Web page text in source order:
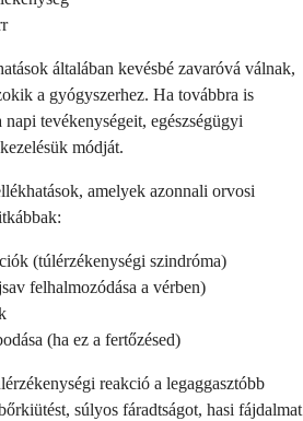
általában kevésbé zavaróvá válnak,
a gyógyszerhez. Ha továbbra is
tevékenységeit, egészségügyi
módját.
amelyek azonnali orvosi
(túlérzékenységi szindróma)
felhalmozódása a vérben)
(ha ez a fertőzésed)
reakció a legaggasztóbb
súlyos fáradtságot, hasi fájdalmat